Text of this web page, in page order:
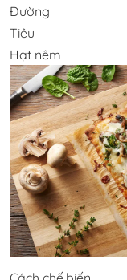
Đường
Tiêu
Hạt nêm